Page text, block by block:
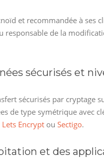
et recommandée à ses
responsable de la
sécurisés et
sécurisés par cryptage
de type symétrique avec
Lets Encrypt ou Sectigo.
et des